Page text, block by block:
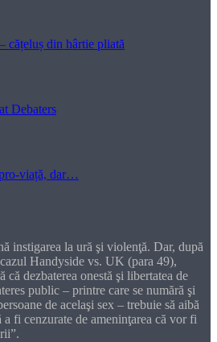
cățeluș din hârtie pliată
Debaters
viață, dar…
instigarea la ură şi violenţă. Dar, după
Handyside vs. UK (para 49),
că dezbaterea onestă şi libertatea de
public – printre care se numără şi
de acelaşi sex – trebuie să aibă
fi cenzurate de ameninţarea că vor fi